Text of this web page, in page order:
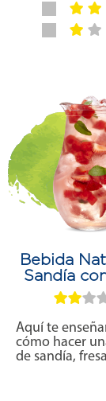
Bebida
Sandía
Aquí te
cómo hacer
de sandía,